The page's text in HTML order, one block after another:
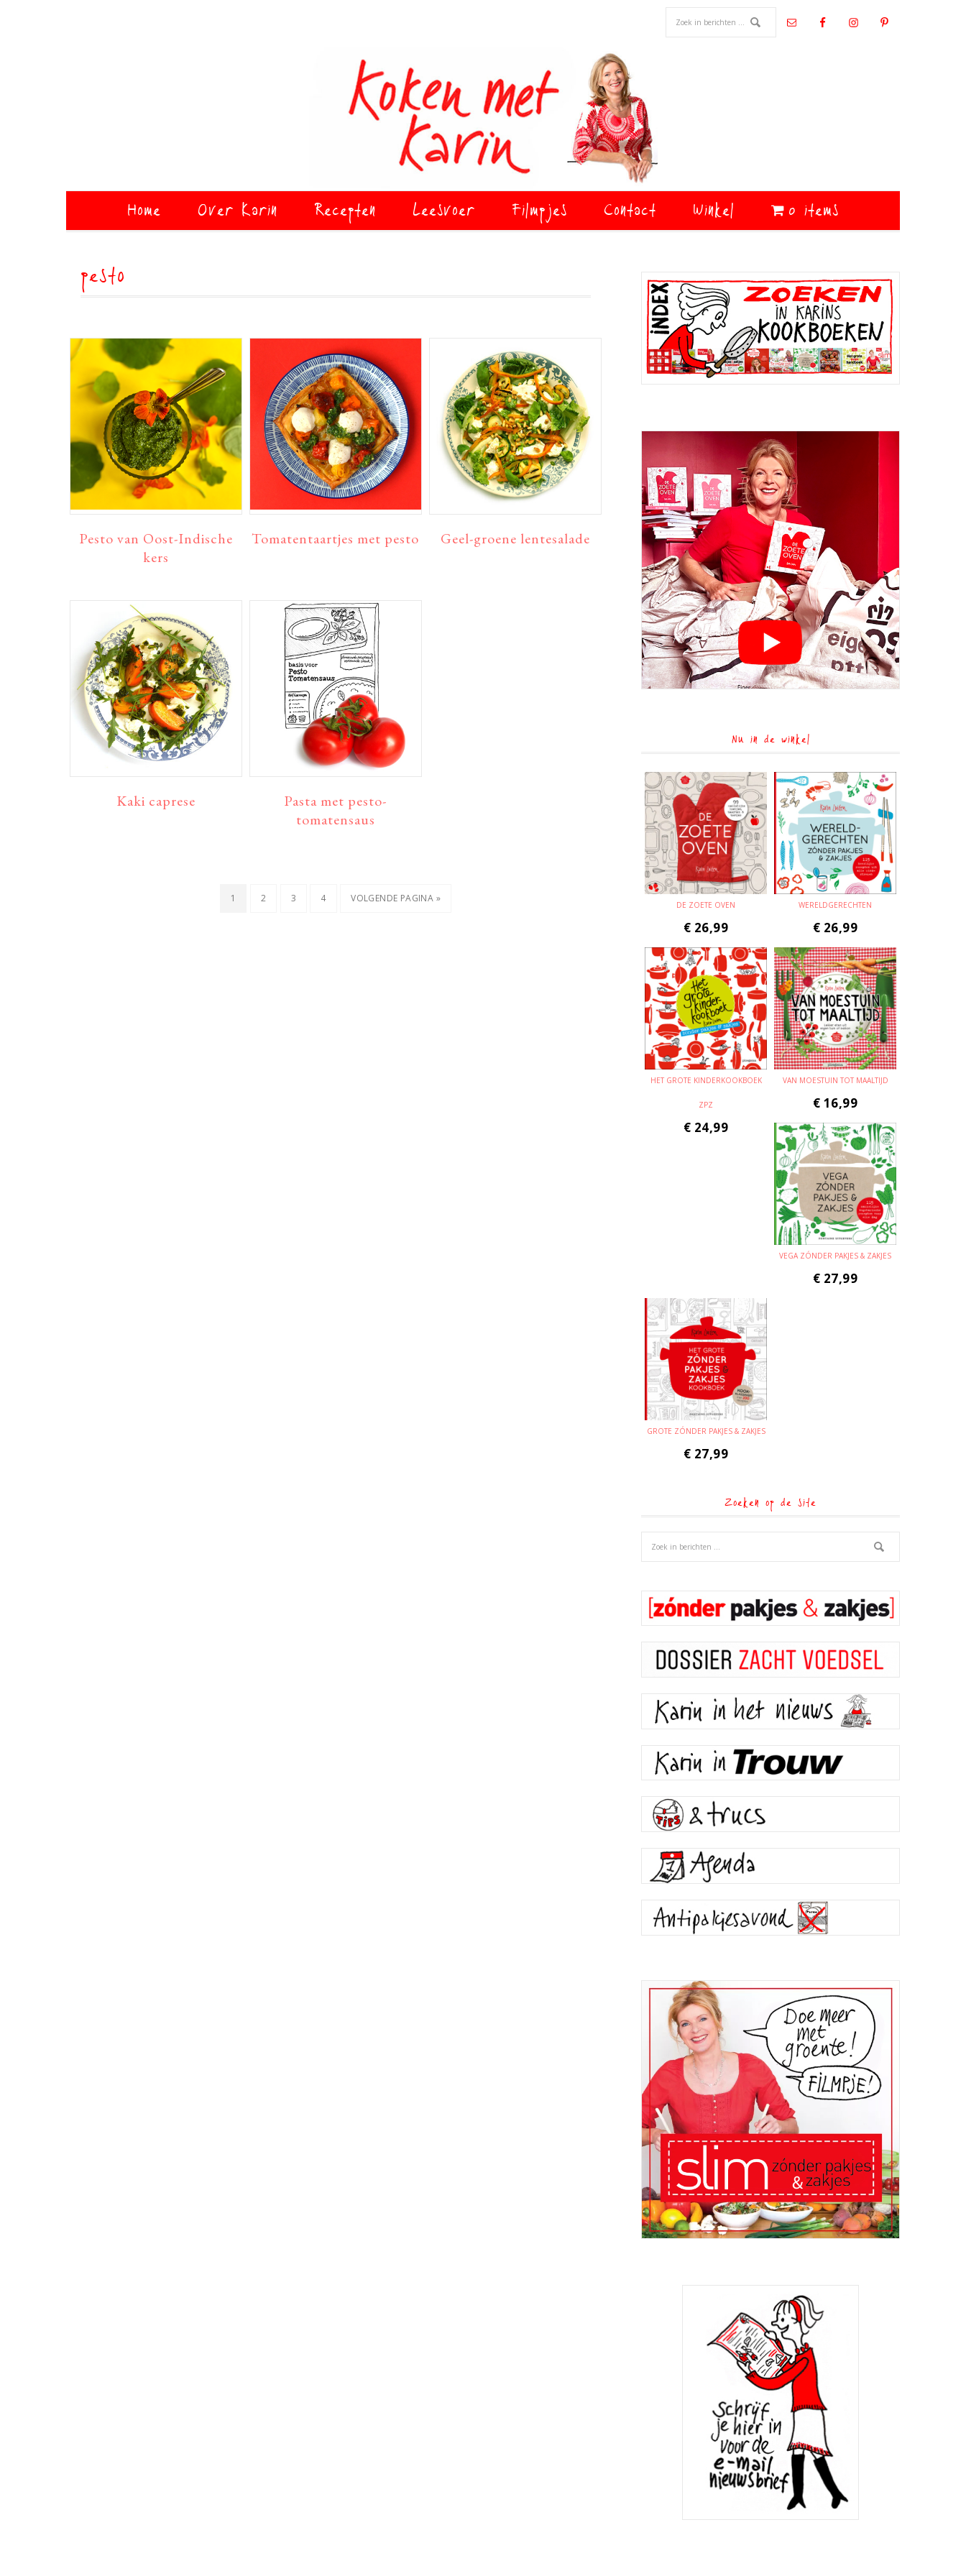
Home Over Karin Recepten Leesvoer Filmpjes Contact Winkel 0 items
pesto
Pesto van Oost-Indische
kers
Tomatentaartjes met pesto Geel-groene lentesalade
Kaki caprese
Pasta met pesto-
tomatensaus
PAGINA
1 PAGINA
2 PAGINA
3 PAGINA
4
GA
VOLGENDE PAGINA »
Primaire
Sidebar
Nu in de winkel
DE ZOETE OVEN
€ 26,99
WERELDGERECHTEN
€ 26,99
HET GROTE KINDERKOOKBOEK
ZPZ
€ 24,99
VAN MOESTUIN TOT MAALTIJD
€ 16,99
VEGA ZÓNDER PAKJES & ZAKJES
€ 27,99
GROTE ZÓNDER PAKJES & ZAKJES
€ 27,99
Zoeken op de site